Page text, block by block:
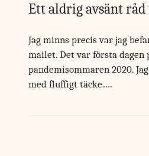
Ett aldrig avsänt
Jag minns precis var jag
mailet. Det var första dagen
pandemisommaren 2020.
med fluffigt täcke….